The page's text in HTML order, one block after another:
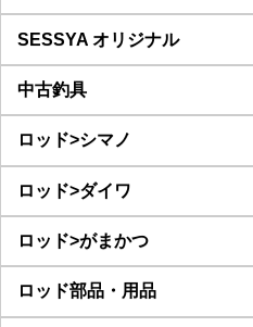
SESSYA オリジナル
中古釣具
ロッド>シマノ
ロッド>ダイワ
ロッド>がまかつ
ロッド部品・用品